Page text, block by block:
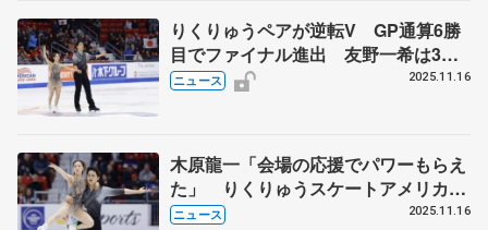
りくりゅうペアが逆転V GP通算6勝
目でファイナル進出 友野一希は3位
表彰台 女子SPで渡辺倫果トップ
ニュース 2025.11.16
木原龍一「会場の応援でパワーもらえ
た」 りくりゅうスケートアメリカ優
勝インタビュー
ニュース 2025.11.16